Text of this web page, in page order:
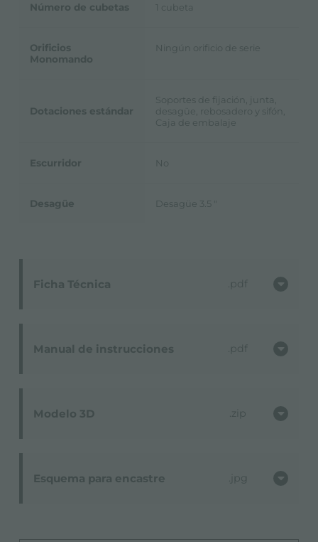
Ficha Técnica pdf
Manual de instrucciones pdf
Modelo 3D zip
Esquema para encastre jpg
Número de cubetas 1 cubeta
Orificios
Monomando
Ningún orificio de serie
Dotaciones estándar
Soportes de fijación, junta,
desagüe, rebosadero y sifón,
Caja de embalaje
Escurridor No
Desagüe Desagüe 3.5 "